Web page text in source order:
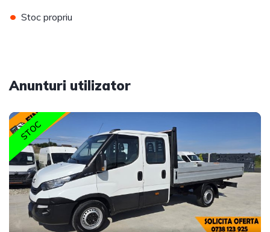
• Stoc propriu
Anunturi utilizator
STOC